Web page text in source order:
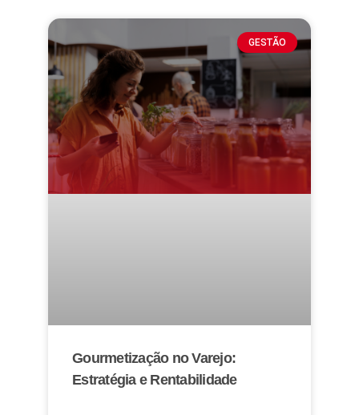
GESTÃO
Gourmetização no Varejo:
Estratégia e Rentabilidade